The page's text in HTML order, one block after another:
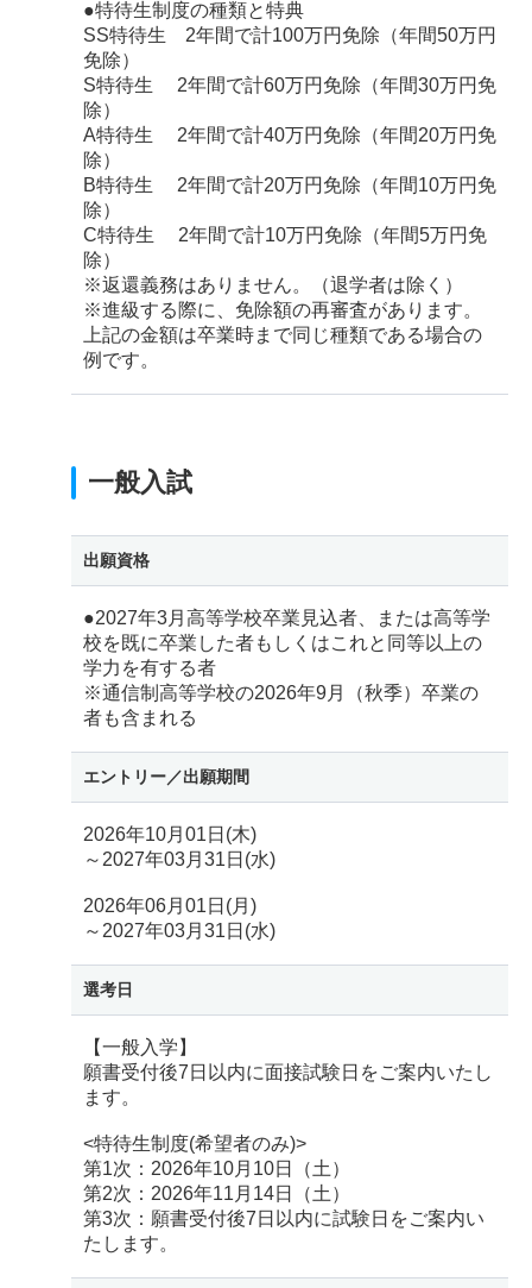
●特待生制度の種類と特典
SS特待生 2年間で計100万円免除（年間50万円
免除）
S特待生 2年間で計60万円免除（年間30万円免
除）
A特待生 2年間で計40万円免除（年間20万円免
除）
B特待生 2年間で計20万円免除（年間10万円免
除）
C特待生 2年間で計10万円免除（年間5万円免
除）
※返還義務はありません。（退学者は除く）
※進級する際に、免除額の再審査があります。
上記の金額は卒業時まで同じ種類である場合の
例です。
一般入試
出願資格
●2027年3月高等学校卒業見込者、または高等学
校を既に卒業した者もしくはこれと同等以上の
学力を有する者
※通信制高等学校の2026年9月（秋季）卒業の
者も含まれる
エントリー／出願期間
2026年10月01日(木)
～2027年03月31日(水)
2026年06月01日(月)
～2027年03月31日(水)
選考日
【一般入学】
願書受付後7日以内に面接試験日をご案内いたし
ます。
<特待生制度(希望者のみ)>
第1次：2026年10月10日（土）
第2次：2026年11月14日（土）
第3次：願書受付後7日以内に試験日をご案内い
たします。